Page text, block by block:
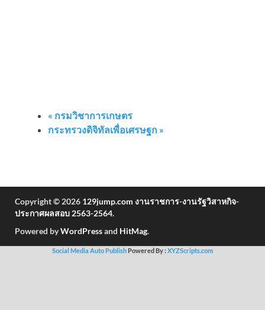
« กรมวิชาการเกษตร
กระทรวงดิจิทัลเพื่อเศรษฐก »
Copyright © 2026 129jump.com งานราชการ-งานรัฐวิสาหกิจ-
ประกาศผลสอบ 2563-2564.
Powered byWordPressand HitMag.
Social Media Auto Publish Powered By :XYZScripts.com